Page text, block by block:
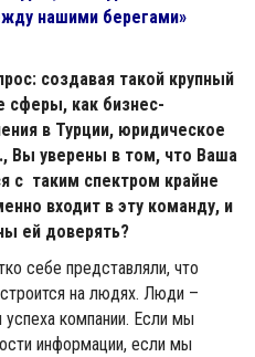
нашими берегами»
создавая такой крупный
сферы, как бизнес-
в Турции, юридическое
Вы уверены в том, что Ваша
с таким спектром крайне
входит в эту команду, и
ей доверять?
себе представляли, что
на людях. Люди –
компании. Если мы
информации, если мы